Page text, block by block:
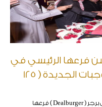
فرعها الرئيسي في
بريدة وتطلق عدد من الوجبات الجديدة ( 125
السلام عليكم دشنت مطاعم ديل برجر ( Dealburger ) فرعها